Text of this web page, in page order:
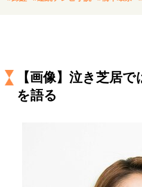
夢を掴む選択
【画像】泣き芝居
を語る